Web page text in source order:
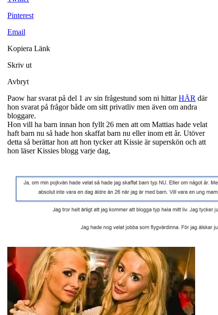
Pinterest
Email
Kopiera Länk
Skriv ut
Avbryt
Paow har svarat på del 1 av sin frågestund som ni hittarHÄR där
hon svarat på frågor både om sitt privatliv men även om andra
bloggare.
Hon vill ha barn innan hon fyllt 26 men att om Mattias hade velat
haft barn nu så hade hon skaffat barn nu eller inom ett år. Utöver
detta så berättar hon att hon tycker att Kissie är superskön och att
hon läser Kissies blogg varje dag,